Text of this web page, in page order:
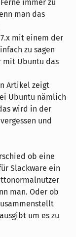
immer zu
man das
mit einem der
zu sagen
mit Ubuntu das
Artikel zeigt
Ubuntu nämlich
wird in der
und
ob eine
Slackware ein
man. Oder ob
um es zu